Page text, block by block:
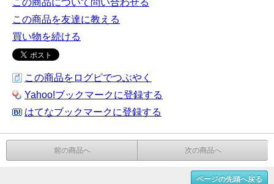
この商品について問い合わせる
この商品を友達に教える
買い物を続ける
この商品をログピでつぶやく
Yahoo!ブックマークに登録する
はてなブックマークに登録する
前の商品へ 次の商品へ
ページの先頭へ戻る